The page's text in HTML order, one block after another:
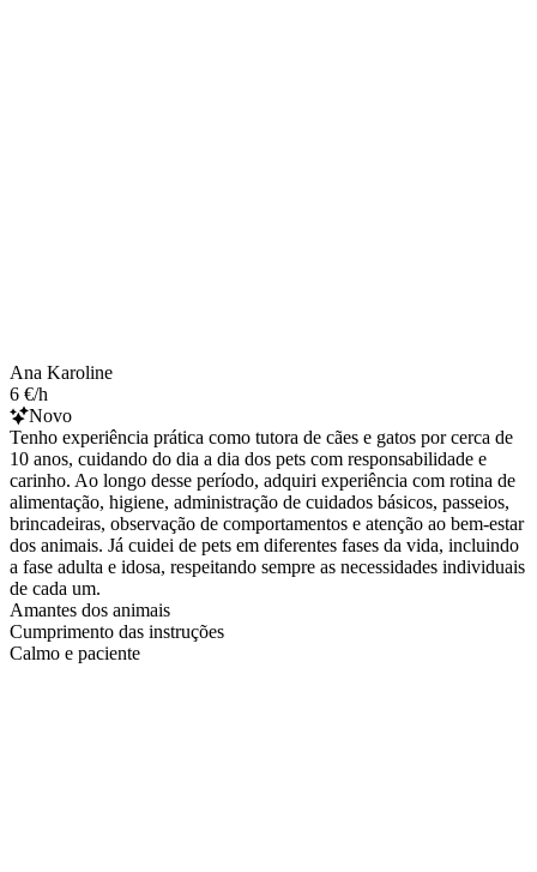
Ana Karoline
6 €/h
Novo
Tenho experiência prática como tutora de cães e gatos por cerca de
10 anos, cuidando do dia a dia dos pets com responsabilidade e
carinho. Ao longo desse período, adquiri experiência com rotina de
alimentação, higiene, administração de cuidados básicos, passeios,
brincadeiras, observação de comportamentos e atenção ao bem-estar
dos animais. Já cuidei de pets em diferentes fases da vida, incluindo
a fase adulta e idosa, respeitando sempre as necessidades individuais
de cada um.
Amantes dos animais
Cumprimento das instruções
Calmo e paciente